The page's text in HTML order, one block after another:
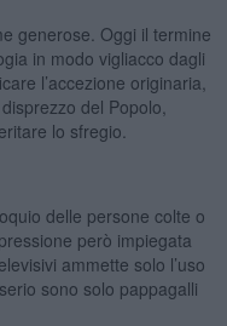
generose. Oggi il termine
in modo vigliacco dagli
l’accezione originaria,
del Popolo,
lo sfregio.
delle persone colte o
però impiegata
ammette solo l’uso
sono solo pappagalli